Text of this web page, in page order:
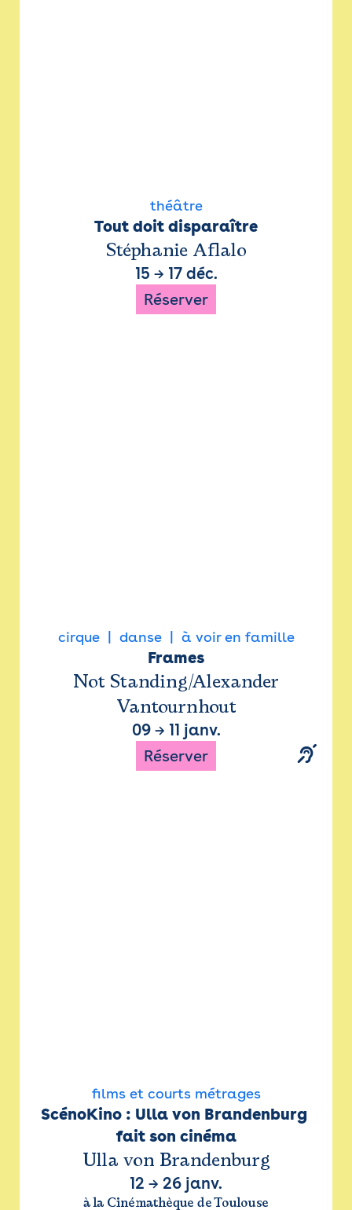
théâtre
Tout doit disparaître
Stéphanie Aflalo
15 → 17 déc.
Réserver
cirque danse à voir en famille
Frames
Not Standing/Alexander
Vantournhout
09→ 11 janv.
Réserver
films et courts métrages
ScénoKino : Ulla von Brandenburg
fait son cinéma
Ulla von Brandenburg
12 → 26 janv.
à la Cinémathèque de Toulouse